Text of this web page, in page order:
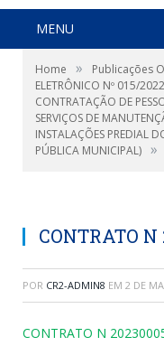
MENU
Home » Publicações
ELETRÔNICO Nº 015/
CONTRATAÇÃO DE
SERVIÇOS DE
INSTALAÇÕES PREDIAL
PÚBLICA MUNICIPAL) »
CONTRATO N
POR CR2-ADMIN8 EM 2 DE
CONTRATO N